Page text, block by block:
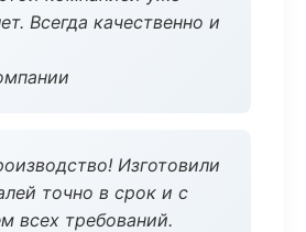
Всегда качественно и
Изготовили
точно в срок и с
всех требований.